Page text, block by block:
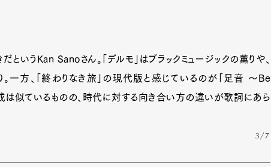
いうKan Sanoさん。「デルモ」はブラックミュージックの薫りや、
一方、「終わりなき旅」の現代版と感じているのが「足音 〜Be
は似ているものの、時代に対する向き合い方の違いが歌詞にあら
3/7